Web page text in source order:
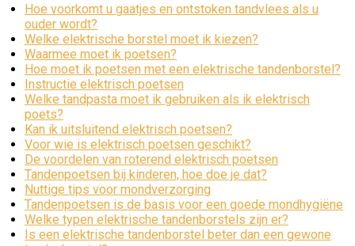
Hoe voorkomt u gaatjes en ontstoken tandvlees als u
ouder wordt?
Welke elektrische borstel moet ik kiezen?
Waarmee moet ik poetsen?
Hoe moet ik poetsen met een elektrische tandenborstel?
Instructie elektrisch poetsen
Welke tandpasta moet ik gebruiken als ik elektrisch
poets?
Kan ik uitsluitend elektrisch poetsen?
Voor wie is elektrisch poetsen geschikt?
De voordelen van roterend elektrisch poetsen
Tandenpoetsen bij kinderen, hoe doe je dat?
Nuttige tips voor mondverzorging
Tandenpoetsen is de basis voor een goede mondhygiëne
Welke typen elektrische tandenborstels zijn er?
Is een elektrische tandenborstel beter dan een gewone